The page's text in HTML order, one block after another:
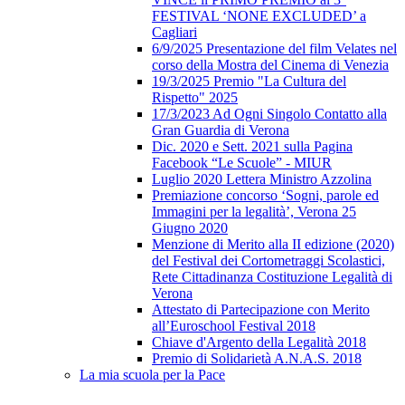
FESTIVAL ‘NONE EXCLUDED’ a
Cagliari
6/9/2025 Presentazione del film Velates nel
corso della Mostra del Cinema di Venezia
19/3/2025 Premio "La Cultura del
Rispetto" 2025
17/3/2023 Ad Ogni Singolo Contatto alla
Gran Guardia di Verona
Dic. 2020 e Sett. 2021 sulla Pagina
Facebook “Le Scuole” - MIUR
Luglio 2020 Lettera Ministro Azzolina
Premiazione concorso ‘Sogni, parole ed
Immagini per la legalità’, Verona 25
Giugno 2020
Menzione di Merito alla II edizione (2020)
del Festival dei Cortometraggi Scolastici,
Rete Cittadinanza Costituzione Legalità di
Verona
Attestato di Partecipazione con Merito
all’Euroschool Festival 2018
Chiave d'Argento della Legalità 2018
Premio di Solidarietà A.N.A.S. 2018
La mia scuola per la Pace